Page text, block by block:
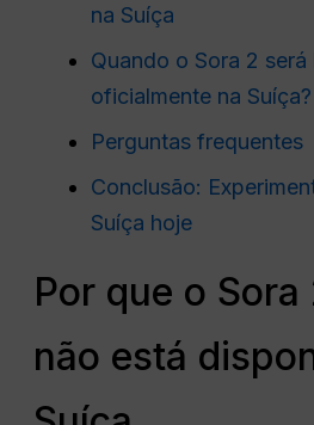
na Suíça
Quando o Sora 2 será
oficialmente na Suíça?
Perguntas frequentes
Conclusão:
Suíça hoje
Por que o Sora
não está